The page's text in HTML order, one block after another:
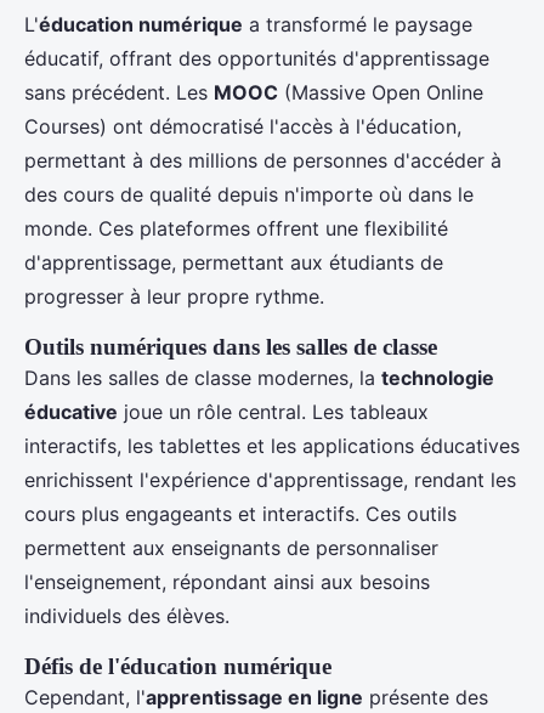
L'éducation numérique a transformé le paysage
éducatif, offrant des opportunités d'apprentissage
sans précédent. Les MOOC (Massive Open Online
Courses) ont démocratisé l'accès à l'éducation,
permettant à des millions de personnes d'accéder à
des cours de qualité depuis n'importe où dans le
monde. Ces plateformes offrent une flexibilité
d'apprentissage, permettant aux étudiants de
progresser à leur propre rythme.
Outils numériques dans les salles de classe
Dans les salles de classe modernes, la technologie
éducative joue un rôle central. Les tableaux
interactifs, les tablettes et les applications éducatives
enrichissent l'expérience d'apprentissage, rendant les
cours plus engageants et interactifs. Ces outils
permettent aux enseignants de personnaliser
l'enseignement, répondant ainsi aux besoins
individuels des élèves.
Défis de l'éducation numérique
Cependant, l'apprentissage en ligne présente des